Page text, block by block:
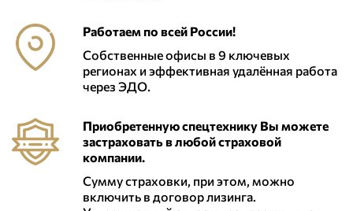
Работаем по всей России!
Собственные офисы в 9 ключевых
регионах и эффективная удалённая работа
через ЭДО.
Приобретенную спецтехнику Вы можете
застраховать в любой страховой
компании.
Сумму страховки, при этом, можно
включить в договор лизинга.